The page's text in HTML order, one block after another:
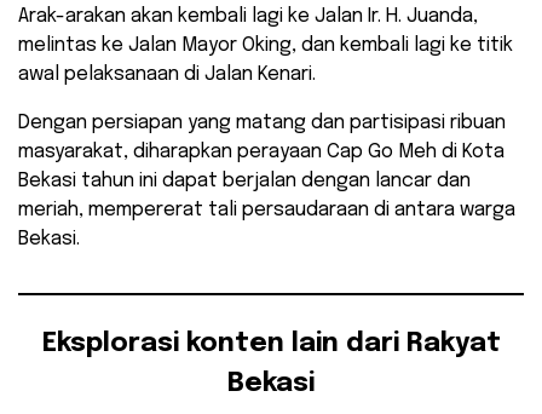
Arak-arakan akan kembali lagi ke Jalan Ir. H. Juanda,
melintas ke Jalan Mayor Oking, dan kembali lagi ke titik
awal pelaksanaan di Jalan Kenari.
Dengan persiapan yang matang dan partisipasi ribuan
masyarakat, diharapkan perayaan Cap Go Meh di Kota
Bekasi tahun ini dapat berjalan dengan lancar dan
meriah, mempererat tali persaudaraan di antara warga
Bekasi.
Eksplorasi konten lain dari Rakyat
Bekasi